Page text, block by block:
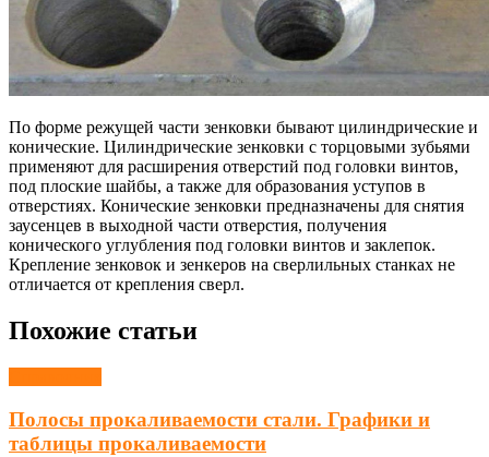
По форме режущей части зенковки бывают цилиндрические и
конические. Цилиндрические зенковки с торцовыми зубьями
применяют для расширения отверстий под головки винтов,
под плоские шайбы, а также для образования уступов в
отверстиях. Конические зенковки предназначены для снятия
заусенцев в выходной части отверстия, получения
конического углубления под головки винтов и заклепок.
Крепление зенковок и зенкеров на сверлильных станках не
отличается от крепления сверл.
Похожие статьи
Полосы прокаливаемости стали. Графики и
таблицы прокаливаемости